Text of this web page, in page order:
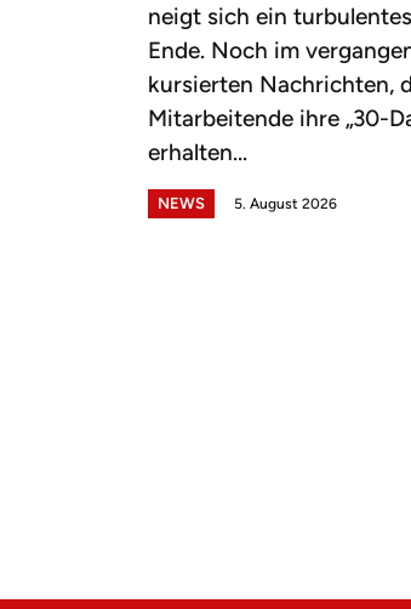
neigt sich ein
Ende. Noch im
kursierten Nachrichten,
Mitarbeitende ihre „30-
erhalten...
NEWS 5. August 2026